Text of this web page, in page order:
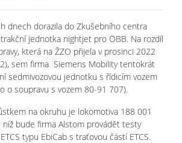
dnech dorazila do Zkušebního centra
jednotka nightjet pro ÖBB. Na rozdíl
která na ŽZO přijela v prosinci 2022
sem firma Siemens Mobility tentokrát
sedmivozovou jednotku s řídicím vozem
o soupravu s vozem 80-91 707).
na okruhu je lokomotiva 188 001
níž bude firma Alstom provádět testy
typu EbiCab s traťovou částí ETCS.